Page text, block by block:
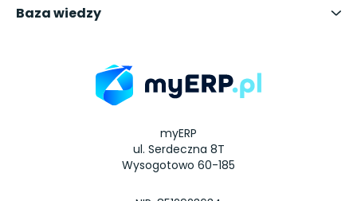
myERP
ul. Serdeczna 8T
Wysogotowo 60-185
Baza wiedzy